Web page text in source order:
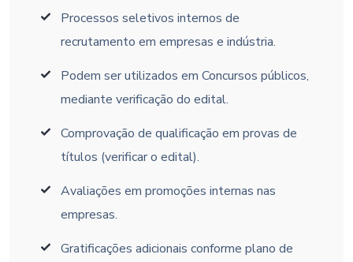
Processos seletivos internos de
recrutamento em empresas e indústria.
Podem ser utilizados em Concursos públicos,
mediante verificação do edital.
Comprovação de qualificação em provas de
títulos (verificar o edital).
Avaliações em promoções internas nas
empresas.
Gratificações adicionais conforme plano de